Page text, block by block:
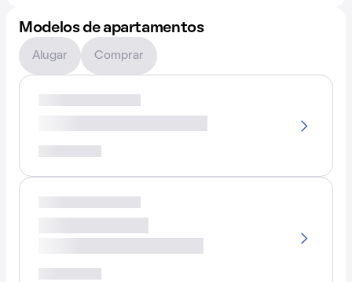
Modelos de apartamentos
Alugar Comprar